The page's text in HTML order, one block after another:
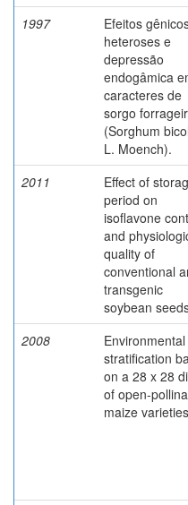
1997
Efeitos
heteroses e
depressão
endogâmica
caracteres de
sorgo
(Sorghum
L. Moench).
2011
Effect of
period on
isoflavone
and
quality of
conventional
transgenic
soybean
2008
Environmental
stratification
on a 28 x 28
of open-
maize